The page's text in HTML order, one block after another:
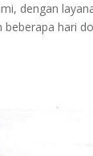
dengan
hari